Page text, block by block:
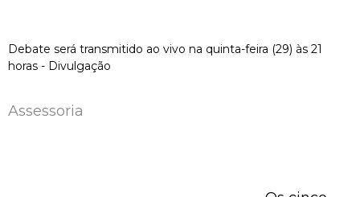
Debate será transmitido ao vivo na quinta-feira (29) às 21
horas - Divulgação
Assessoria